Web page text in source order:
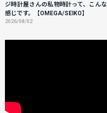
ジ時計屋さんの私物時計って、こんな
感じです。【OMEGA/SEIKO】
2026/08/02